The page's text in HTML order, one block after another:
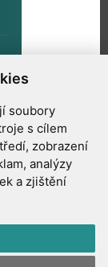
soubory
s cílem
zobrazení
analýzy
a zjištění
Vsetínská 78, 757
611 928, Mobil:777